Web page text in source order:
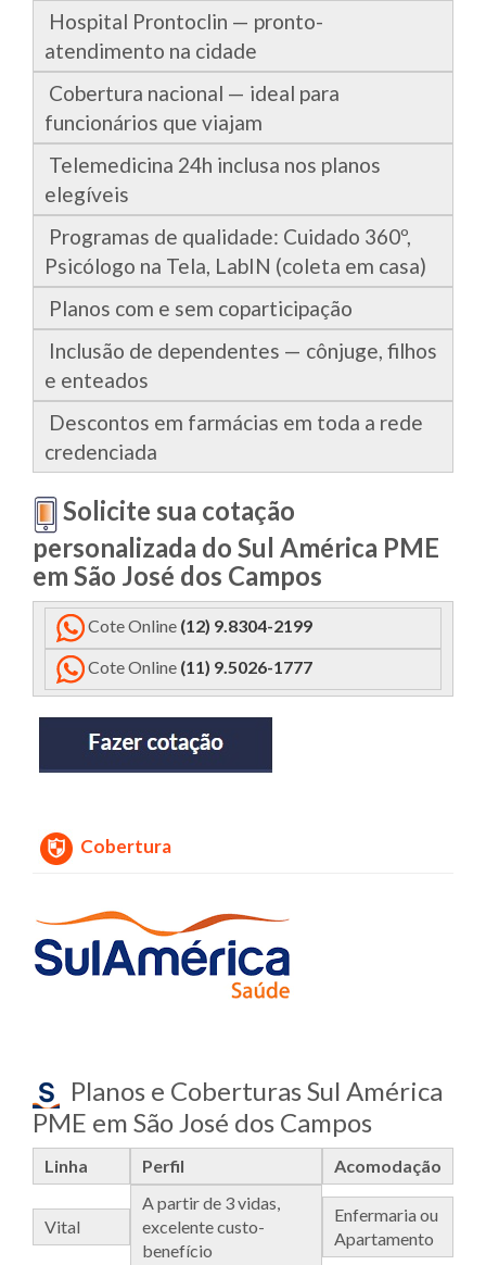
Hospital Prontoclin — pronto-
atendimento na cidade
Cobertura nacional — ideal para
funcionários que viajam
Telemedicina 24h inclusa nos planos
elegíveis
Programas de qualidade: Cuidado 360º,
Psicólogo na Tela, LabIN (coleta em casa)
Planos com e sem coparticipação
Inclusão de dependentes — cônjuge, filhos
e enteados
Descontos em farmácias em toda a rede
credenciada
Solicite sua cotação
personalizada do Sul América PME
em São José dos Campos
Cote Online (12) 9.8304-2199
Cote Online (11) 9.5026-1777
Cobertura
Planos e Coberturas Sul América
PME em São José dos Campos
Linha Perfil Acomodação
Vital
A partir de 3 vidas,
excelente custo-
benefício
Enfermaria ou
Apartamento